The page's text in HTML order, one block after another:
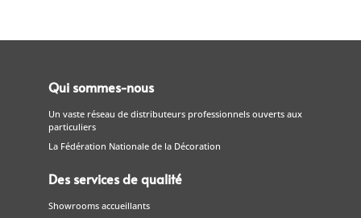
Qui sommes-nous
Un vaste réseau de distributeurs professionnels ouverts aux
particuliers
La Fédération Nationale de la Décoration
Des services de qualité
Showrooms accueillants